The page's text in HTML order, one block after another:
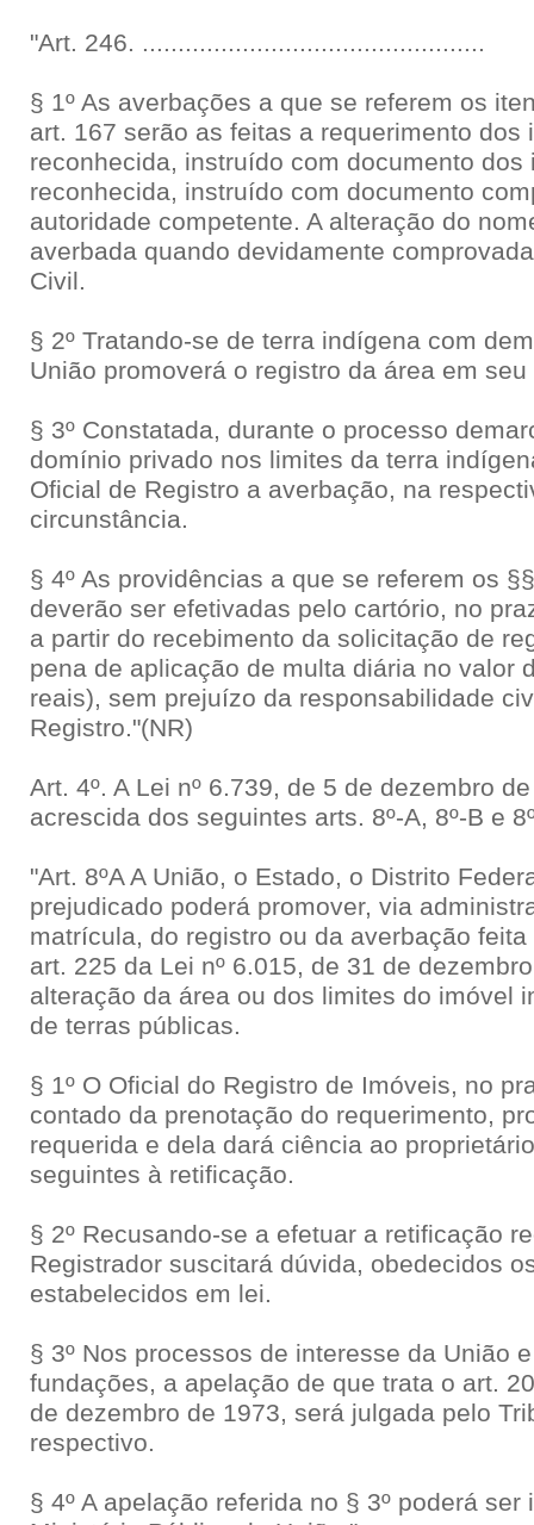
"Art. 246. ................................................
§ 1º As averbações a que se referem os
art. 167 serão as feitas a requerimento dos
reconhecida, instruído com documento
reconhecida, instruído com documento
autoridade competente. A alteração do
averbada quando devidamente
Civil.
§ 2º Tratando-se de terra indígena com
União promoverá o registro da área em seu
§ 3º Constatada, durante o processo
domínio privado nos limites da terra
Oficial de Registro a averbação, na
circunstância.
§ 4º As providências a que se referem os
deverão ser efetivadas pelo cartório, no
a partir do recebimento da solicitação de
pena de aplicação de multa diária no valor
reais), sem prejuízo da responsabilidade
Registro."(NR)
Art. 4º. A Lei nº 6.739, de 5 de dezembro
acrescida dos seguintes arts. 8º-A, 8º-B e
"Art. 8ºA A União, o Estado, o Distrito
prejudicado poderá promover, via
matrícula, do registro ou da averbação
art. 225 da Lei nº 6.015, de 31 de
alteração da área ou dos limites do imóvel
de terras públicas.
§ 1º O Oficial do Registro de Imóveis, no
contado da prenotação do requerimento,
requerida e dela dará ciência ao
seguintes à retificação.
§ 2º Recusando-se a efetuar a retificação
Registrador suscitará dúvida, obedecidos
estabelecidos em lei.
§ 3º Nos processos de interesse da União
fundações, a apelação de que trata o art.
de dezembro de 1973, será julgada pelo
respectivo.
§ 4º A apelação referida no § 3º poderá